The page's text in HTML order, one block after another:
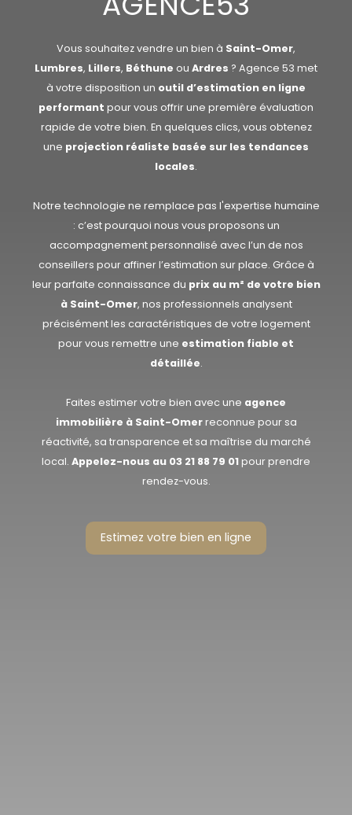
Vous souhaitez vendre un bien à Saint-Omer,
Lumbres, Lillers, Béthune ou Ardres ? Agence 53 met
à votre disposition un outil d’estimation en ligne
performant pour vous offrir une première évaluation
rapide de votre bien. En quelques clics, vous obtenez
une projection réaliste basée sur les tendances
locales.
Notre technologie ne remplace pas l'expertise humaine
: c’est pourquoi nous vous proposons un
accompagnement personnalisé avec l’un de nos
conseillers pour affiner l’estimation sur place. Grâce à
leur parfaite connaissance du prix au m² de votre bien
à Saint-Omer, nos professionnels analysent
précisément les caractéristiques de votre logement
pour vous remettre une estimation fiable et
détaillée.
Faites estimer votre bien avec une agence
immobilière à Saint-Omerreconnue pour sa
réactivité, sa transparence et sa maîtrise du marché
local. Appelez-nous au 03 21 88 79 01pour prendre
rendez-vous.
Estimez votre bien en ligne